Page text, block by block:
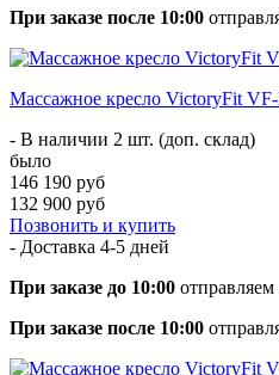
При заказе после 10:00
Массажное кресло VictoryFit
- В наличии 2 шт. (доп. склад)
было
146 190 руб
132 900 руб
Позвонить и купить
- Доставка 4-5 дней
При заказе до 10:00 отправляем
При заказе после 10:00